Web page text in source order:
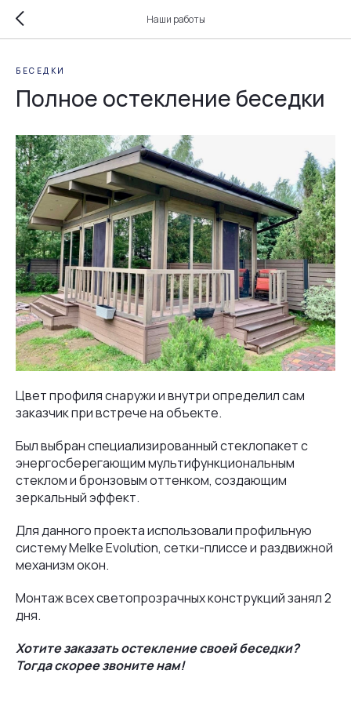
Наши работы
БЕСЕДКИ
Полное остекление беседки
Цвет профиля снаружи и внутри определил сам
заказчик при встрече на объекте.
Был выбран специализированный стеклопакет с
энергосберегающим мультифункциональным
стеклом и бронзовым оттенком, создающим
зеркальный эффект.
Для данного проекта использовали профильную
систему Melke Evolution, сетки-плиссе и раздвижной
механизм окон.
Монтаж всех светопрозрачных конструкций занял 2
дня.
Хотите заказать остекление своей беседки?
Тогда скорее звоните нам!